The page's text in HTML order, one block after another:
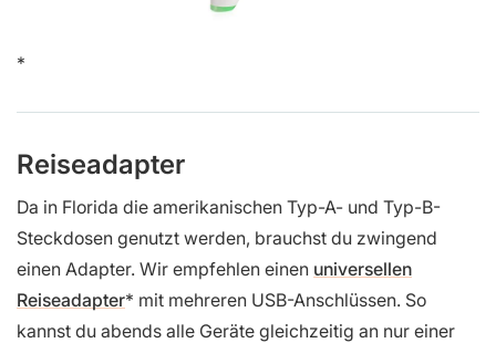
Reiseadapter
Da in Florida die amerikanischen Typ-A- und Typ-B-
Steckdosen genutzt werden, brauchst du zwingend
einen Adapter. Wir empfehlen einen universellen
Reiseadapter
mit mehreren USB-Anschlüssen. So
kannst du abends alle Geräte gleichzeitig an nur einer